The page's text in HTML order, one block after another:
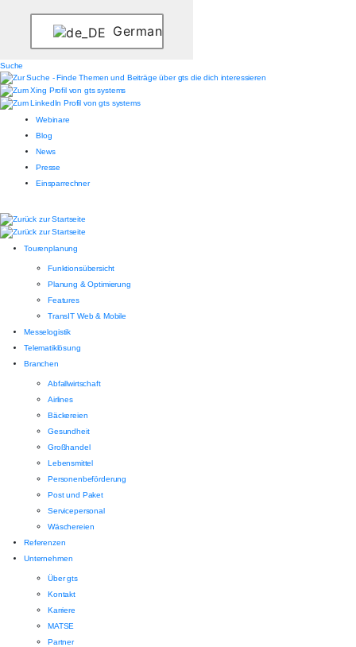
German
Suche
Webinare
Blog
News
Presse
Einsparrechner
Tourenplanung
Funktionsübersicht
Planung & Optimierung
Features
TransIT Web & Mobile
Messelogistik
Telematiklösung
Branchen
Abfallwirtschaft
Airlines
Bäckereien
Gesundheit
Großhandel
Lebensmittel
Personenbeförderung
Post und Paket
Servicepersonal
Wäschereien
Referenzen
Unternehmen
Über gts
Kontakt
Karriere
MATSE
Partner